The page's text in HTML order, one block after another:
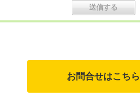
お問合せはこちら